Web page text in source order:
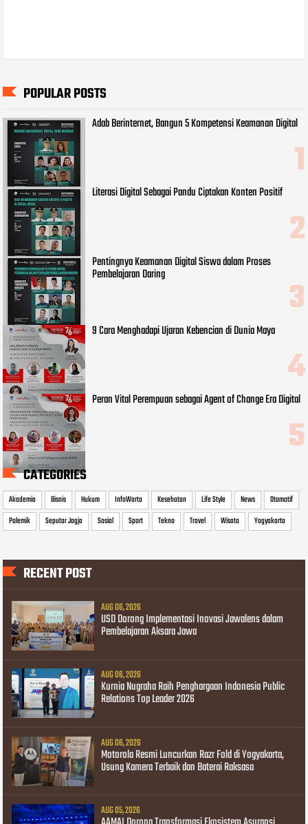
POPULAR POSTS
Adab Berinternet, Bangun 5 Kompetensi Keamanan Digital
Literasi Digital Sebagai Pandu Ciptakan Konten Positif
Pentingnya Keamanan Digital Siswa dalam Proses
Pembelajaran Daring
9 Cara Menghadapi Ujaran Kebencian di Dunia Maya
Peran Vital Perempuan sebagai Agent of Change Era Digital
CATEGORIES
Akademia Bisnis Hukum InfoWarta Kesehatan Life Style News
Otomotif
Polemik
Seputar Jogja Sosial Sport Tekno Travel Wisata Yogyakarta
RECENT POST
AUG 06, 2026
USD Dorong Implementasi Inovasi Jawalens dalam
Pembelajaran Aksara Jawa
AUG 06, 2026
Kurnia Nugraha Raih Penghargaan Indonesia Public
Relations Top Leader 2026
AUG 06, 2026
Motorola Resmi Luncurkan Razr Fold di Yogyakarta,
Usung Kamera Terbaik dan Baterai Raksasa
AUG 05, 2026